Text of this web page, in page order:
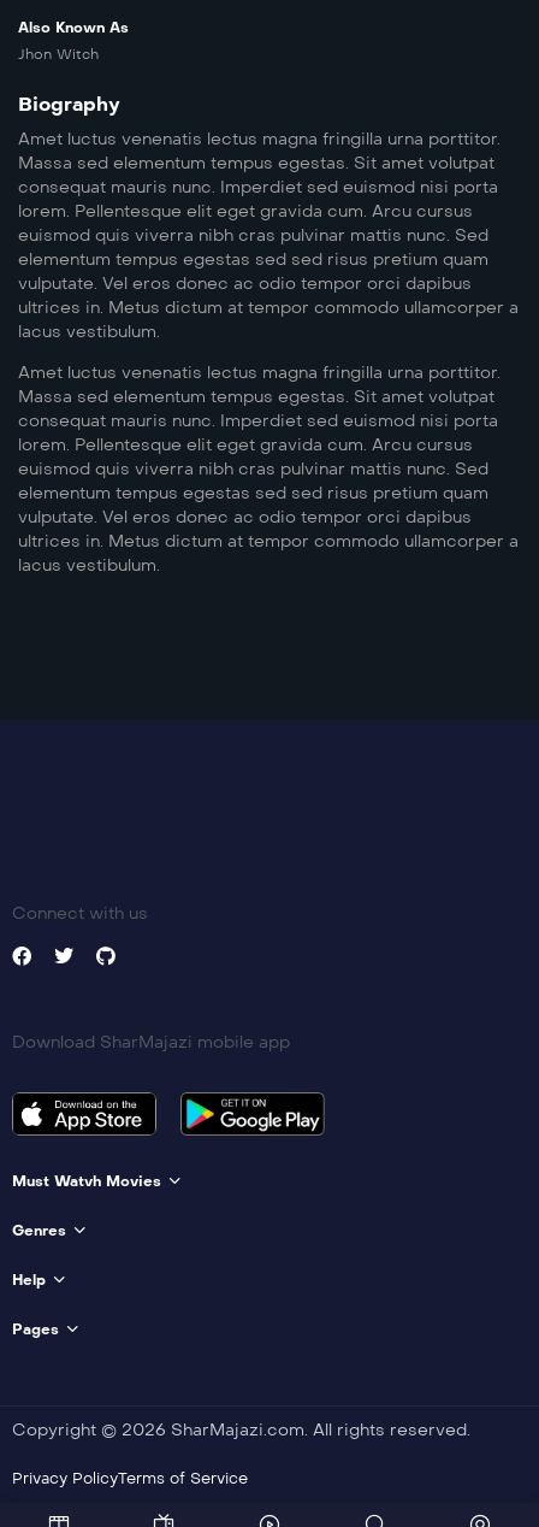
Also Known As
Jhon Witch
Biography
Amet luctus venenatis lectus magna fringilla urna porttitor.
Massa sed elementum tempus egestas. Sit amet volutpat
consequat mauris nunc. Imperdiet sed euismod nisi porta
lorem. Pellentesque elit eget gravida cum. Arcu cursus
euismod quis viverra nibh cras pulvinar mattis nunc. Sed
elementum tempus egestas sed sed risus pretium quam
vulputate. Vel eros donec ac odio tempor orci dapibus
ultrices in. Metus dictum at tempor commodo ullamcorper a
lacus vestibulum.
Amet luctus venenatis lectus magna fringilla urna porttitor.
Massa sed elementum tempus egestas. Sit amet volutpat
consequat mauris nunc. Imperdiet sed euismod nisi porta
lorem. Pellentesque elit eget gravida cum. Arcu cursus
euismod quis viverra nibh cras pulvinar mattis nunc. Sed
elementum tempus egestas sed sed risus pretium quam
vulputate. Vel eros donec ac odio tempor orci dapibus
ultrices in. Metus dictum at tempor commodo ullamcorper a
lacus vestibulum.
Connect with us
Download SharMajazi mobile app
Must Watvh Movies
Genres
Help
Pages
Copyright © 2026 SharMajazi.com. All rights reserved.
Privacy PolicyTerms of Service